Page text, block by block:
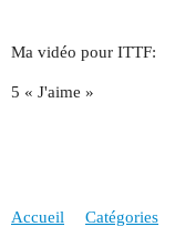
Ma vidéo pour ITTF:
5 « J'aime »
Accueil Catégories